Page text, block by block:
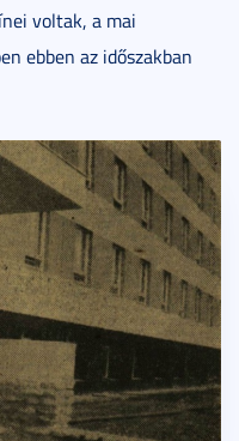
voltak, a mai
ebben az időszakban